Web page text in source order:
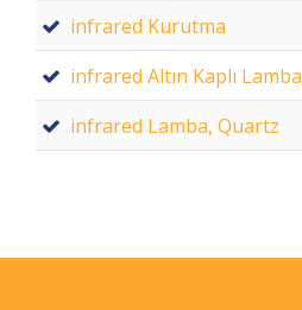
infrared Kurutma
infrared Altın Kaplı Lamba
infrared Lamba, Quartz